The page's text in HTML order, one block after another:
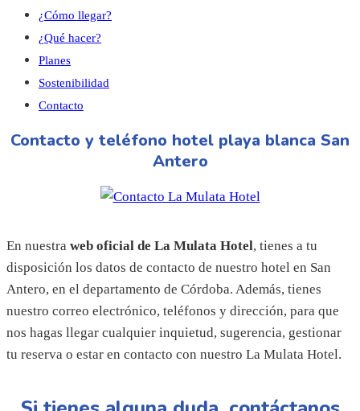
¿Cómo llegar?
¿Qué hacer?
Planes
Sostenibilidad
Contacto
Contacto y teléfono hotel playa blanca San
Antero
En nuestra web oficial de La Mulata Hotel, tienes a tu
disposición los datos de contacto de nuestro hotel en San
Antero, en el departamento de Córdoba. Además, tienes
nuestro correo electrónico, teléfonos y dirección, para que
nos hagas llegar cualquier inquietud, sugerencia, gestionar
tu reserva o estar en contacto con nuestro La Mulata Hotel.